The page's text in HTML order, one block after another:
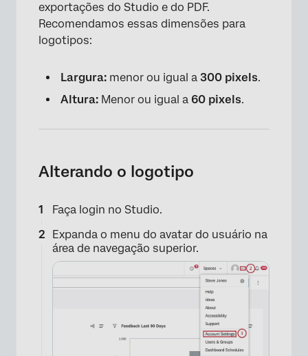
exportações do Studio e do PDF.
Recomendamos essas dimensões para
logotipos:
Largura: menor ou igual a 300 pixels.
Altura: Menor ou igual a 60 pixels.
Alterando o logotipo
Faça login no Studio.
Expanda o menu do avatar do usuário na
área de navegação superior.